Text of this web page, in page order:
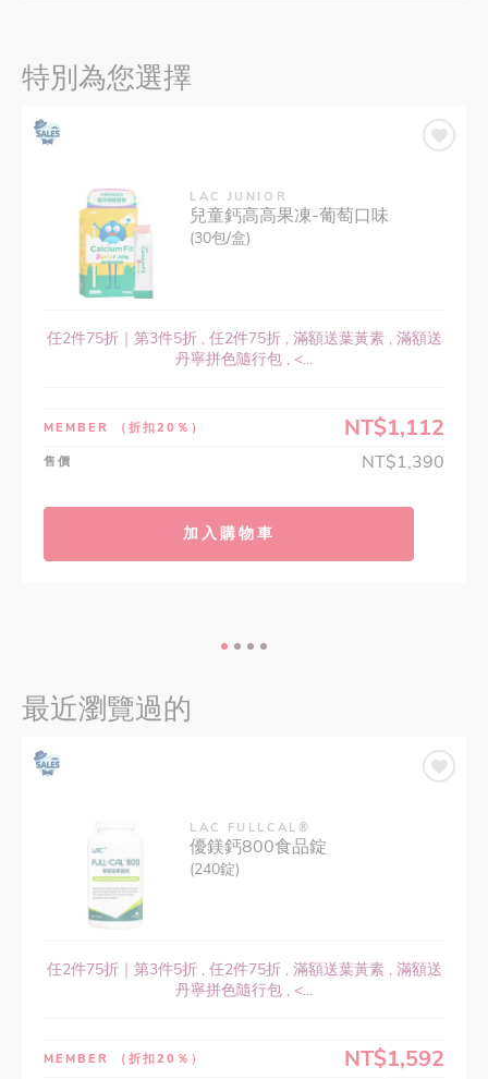
特別為您選擇
LAC JUNIOR
兒童鈣高高果凍-葡萄口味
(30包/盒)
任2件75折｜第3件5折 , 任2件75折 , 滿額送葉黃素 , 滿額送
丹寧拼色隨行包 , <...
MEMBER （折扣20％） NT$1,112
售價 NT$1,390
加入購物車
最近瀏覽過的
LAC FULLCAL®
優鎂鈣800食品錠
(240錠)
任2件75折｜第3件5折 , 任2件75折 , 滿額送葉黃素 , 滿額送
丹寧拼色隨行包 , <...
MEMBER （折扣20％） NT$1,592